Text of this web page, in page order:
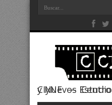
CIyNE — Centro de Investigación y